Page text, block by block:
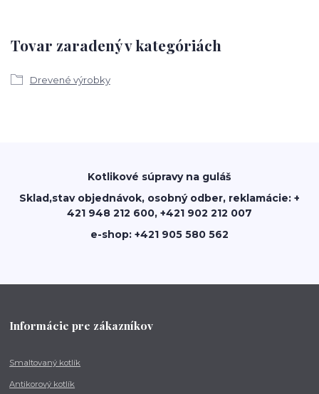
Tovar zaradený v kategóriách
Drevené výrobky
Kotlikové súpravy na guláš
Sklad,stav objednávok, osobný odber, reklamácie: +
421 948 212 600, +421 902 212 007
e-shop: +421 905 580 562
Informácie pre zákazníkov
Smaltovaný kotlík
Antikorový kotlík